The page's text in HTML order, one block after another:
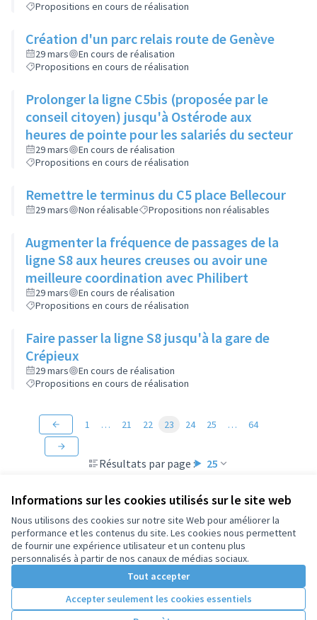
Informations sur les cookies utilisés sur le site web
Nous utilisons des cookies sur notre site Web pour améliorer la
performance et les contenus du site. Les cookies nous permettent
de fournir une expérience utilisateur et un contenu plus
personnalisés à partir de nos canaux de médias sociaux.
Tout accepter
Accepter seulement les cookies essentiels
Propositions en cours de réalisation
Création d'un parc relais route de Genève
29 mars
En cours de réalisation
Propositions en cours de réalisation
Prolonger la ligne C5bis (proposée par le
conseil citoyen) jusqu'à Ostérode aux
heures de pointe pour les salariés du secteur
29 mars
En cours de réalisation
Propositions en cours de réalisation
Remettre le terminus du C5 place Bellecour
29 mars Non réalisable Propositions non réalisables
Augmenter la fréquence de passages de la
ligne S8 aux heures creuses ou avoir une
meilleure coordination avec Philibert
29 mars
En cours de réalisation
Propositions en cours de réalisation
Faire passer la ligne S8 jusqu'à la gare de
Crépieux
29 mars
En cours de réalisation
Propositions en cours de réalisation
Résultats par page : 25
1 … 21 22 23 24 25 … 64
Conditions d'utilisation
Paramètres des cookies
(Lien externe) Licence
(Lien